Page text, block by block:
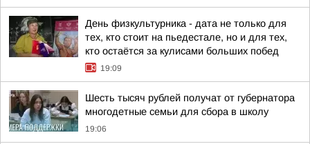
День физкультурника - дата не только для
тех, кто стоит на пьедестале, но и для тех,
кто остаётся за кулисами больших побед
19:09
Шесть тысяч рублей получат от губернатора
многодетные семьи для сбора в школу
19:06